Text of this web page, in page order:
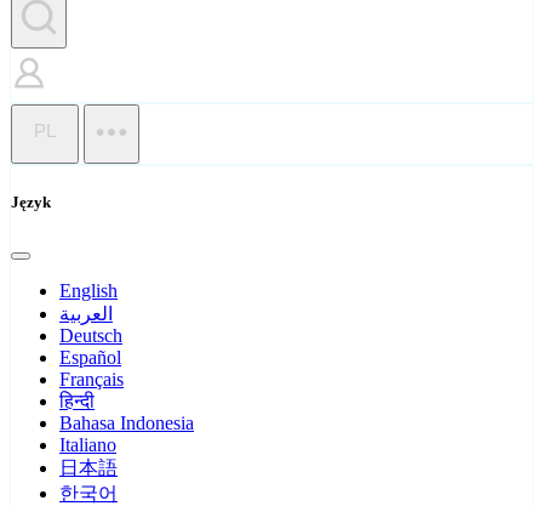
PL
Język
English
العربية
Deutsch
Español
Français
हिन्दी
Bahasa Indonesia
Italiano
日本語
한국어